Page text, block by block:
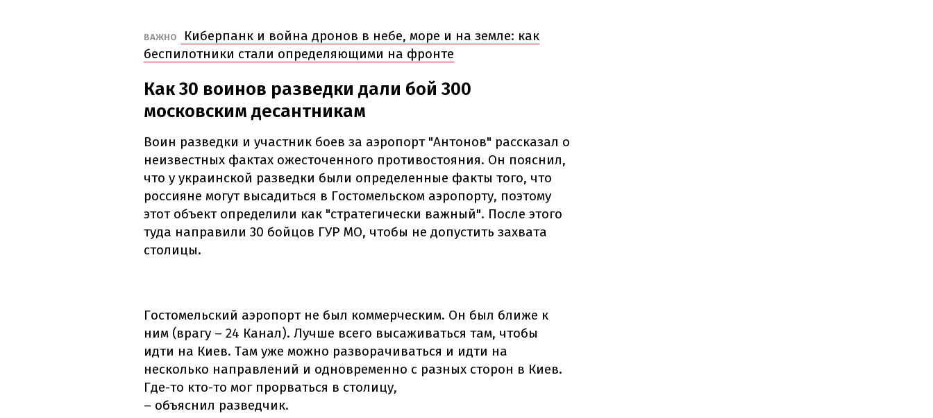
ВАЖНО
Киберпанк и война дронов в небе, море и на земле: как
беспилотники стали определяющими на фронте
Как 30 воинов разведки дали бой 300
московским десантникам
Воин разведки и участник боев за аэропорт "Антонов" рассказал о
неизвестных фактах ожесточенного противостояния. Он пояснил,
что у украинской разведки были определенные факты того, что
россияне могут высадиться в Гостомельском аэропорту, поэтому
этот объект определили как "стратегически важный". После этого
туда направили 30 бойцов ГУР МО, чтобы не допустить захвата
столицы.
Гостомельский аэропорт не был коммерческим. Он был ближе к
ним (врагу – 24 Канал). Лучше всего высаживаться там, чтобы
идти на Киев. Там уже можно разворачиваться и идти на
несколько направлений и одновременно с разных сторон в Киев.
Где-то кто-то мог прорваться в столицу,
– объяснил разведчик.